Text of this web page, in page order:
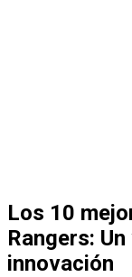
Los 10
Rangers:
innovación